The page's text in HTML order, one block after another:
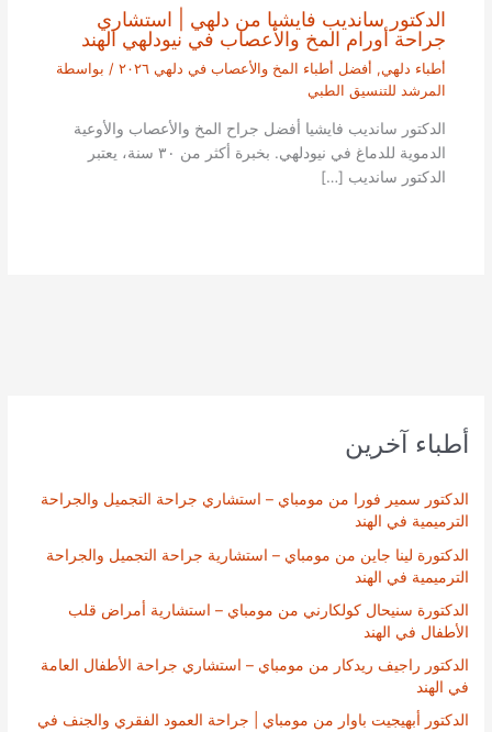
أطباء آخرين
الدكتور سمير فورا من مومباي – استشاري جراحة التجميل والجراحة
الترميمية في الهند
الدكتورة لينا جاين من مومباي – استشارية جراحة التجميل والجراحة
الترميمية في الهند
الدكتورة سنيحال كولكارني من مومباي – استشارية أمراض قلب
الأطفال في الهند
الدكتور راجيف ريدكار من مومباي – استشاري جراحة الأطفال العامة
في الهند
الدكتور أبهيجيت باوار من مومباي | جراحة العمود الفقري والجنف في
الدكتور سانديب فايشيا من دلهي | استشاري
جراحة أورام المخ والأعصاب في نيودلهي الهند
أطباء دلهي, أفضل أطباء المخ والأعصاب في دلهي ٢٠٢٦
/ بواسطة
المرشد للتنسيق الطبي
الدكتور سانديب فايشيا أفضل جراح المخ والأعصاب والأوعية
الدموية للدماغ في نيودلهي. بخبرة أكثر من ٣٠ سنة، يعتبر
الدكتور سانديب […]